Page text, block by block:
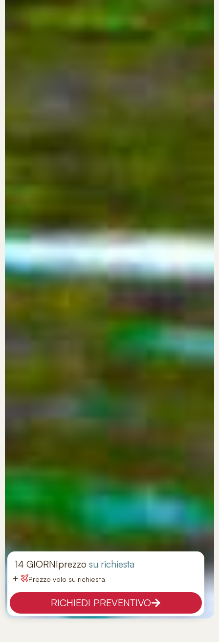
14 GIORNIprezzo su richiesta
+
Prezzo volo su richiesta
RICHIEDI PREVENTIVO